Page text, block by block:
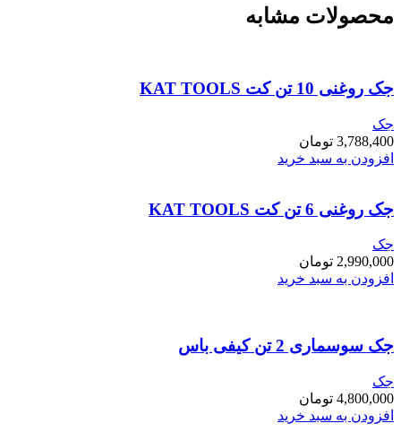
محصولات مشابه
جک روغنی 10 تن کت KAT TOOLS
جک
3,788,400 تومان
افزودن به سبد خرید
جک روغنی 6 تن کت KAT TOOLS
جک
2,990,000 تومان
افزودن به سبد خرید
جک سوسماری 2 تن کیفی باس
جک
4,800,000 تومان
افزودن به سبد خرید